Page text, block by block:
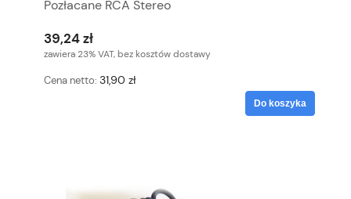
Pozłacane RCA Stereo
39,24 zł
zawiera 23% VAT, bez kosztów dostawy
Cena netto: 31,90 zł
Do koszyka